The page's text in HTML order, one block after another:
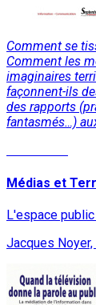
Comment se
Comment les
imaginaires
façonnent-ils
des rapports
fantasmés…)
Médias et
L'espace
Jacques